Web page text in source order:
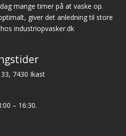
mange timer på at vaske op.
giver det anledning til store
industriopvasker.dk
7430 Ikast
– 16:30.